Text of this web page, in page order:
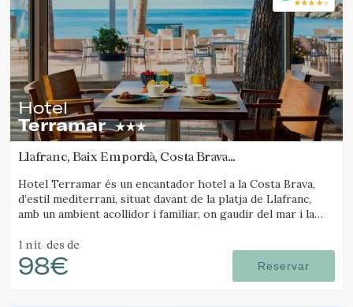
Hotel
Terramar
Llafranc, Baix Empordà, Costa Brava
Hotel Terramar és un encantador hotel a la Costa Brava,
d’estil mediterrani, situat davant de la platja de Llafranc,
amb un ambient acollidor i familiar, on gaudir del mar i la
1 nit des de
98€ Reservar